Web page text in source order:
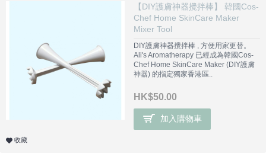
【DIY護膚神器攪拌棒】 韓國Cos-
Chef Home SkinCare Maker
Mixer Tool
DIY護膚神器攪拌棒 , 方便用家更替。
Ali's Aromatherapy 已經成為韓國Cos-
Chef Home SkinCare Maker (DIY護膚
神器) 的指定獨家香港區..
HK$50.00
加入購物車
收藏